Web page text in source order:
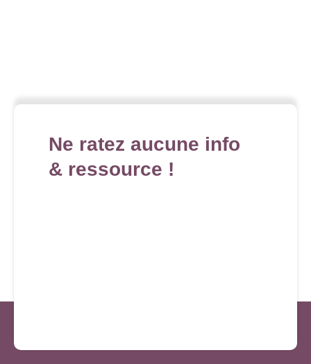
Ne ratez aucune info
& ressource !